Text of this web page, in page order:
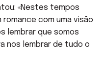
«Nestes tempos
com uma visão
lembrar que somos
nos lembrar de tudo o